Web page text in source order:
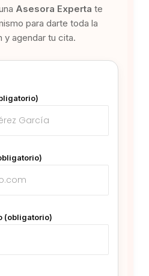
Asesora Experta te
para darte toda la
y agendar tu cita.
(obligatorio)